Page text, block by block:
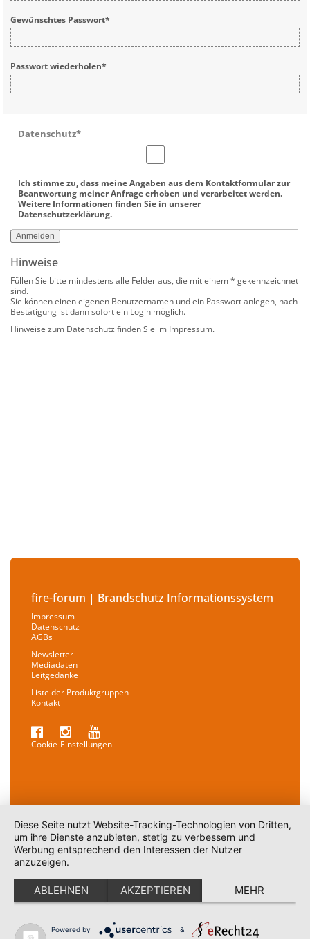
Gewünschtes Passwort*
Passwort wiederholen*
Datenschutz*
Ich stimme zu, dass meine Angaben aus dem Kontaktformular zur
Beantwortung meiner Anfrage erhoben und verarbeitet werden.
Weitere Informationen finden Sie in unserer
Datenschutzerklärung.
Anmelden
Hinweise
Füllen Sie bitte mindestens alle Felder aus, die mit einem * gekennzeichnet
sind.
Sie können einen eigenen Benutzernamen und ein Passwort anlegen, nach
Bestätigung ist dann sofort ein Login möglich.
Hinweise zum Datenschutz finden Sie im Impressum.
fire-forum | Brandschutz Informationssystem
Impressum
Datenschutz
AGBs
Newsletter
Mediadaten
Leitgedanke
Liste der Produktgruppen
Kontakt
Cookie-Einstellungen
Diese Seite nutzt Website-Tracking-Technologien von Dritten,
um ihre Dienste anzubieten, stetig zu verbessern und
Werbung entsprechend den Interessen der Nutzer
anzuzeigen.
ABLEHNEN AKZEPTIEREN MEHR
Powered by &